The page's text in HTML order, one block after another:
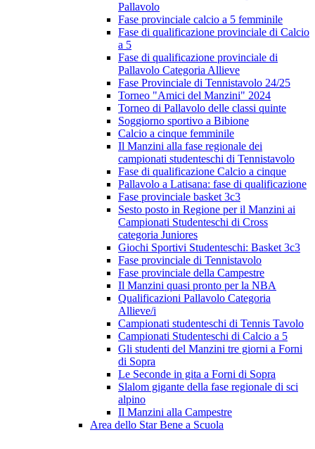
Pallavolo
Fase provinciale calcio a 5 femminile
Fase di qualificazione provinciale di Calcio
a 5
Fase di qualificazione provinciale di
Pallavolo Categoria Allieve
Fase Provinciale di Tennistavolo 24/25
Torneo "Amici del Manzini" 2024
Torneo di Pallavolo delle classi quinte
Soggiorno sportivo a Bibione
Calcio a cinque femminile
Il Manzini alla fase regionale dei
campionati studenteschi di Tennistavolo
Fase di qualificazione Calcio a cinque
Pallavolo a Latisana: fase di qualificazione
Fase provinciale basket 3c3
Sesto posto in Regione per il Manzini ai
Campionati Studenteschi di Cross
categoria Juniores
Giochi Sportivi Studenteschi: Basket 3c3
Fase provinciale di Tennistavolo
Fase provinciale della Campestre
Il Manzini quasi pronto per la NBA
Qualificazioni Pallavolo Categoria
Allieve/i
Campionati studenteschi di Tennis Tavolo
Campionati Studenteschi di Calcio a 5
Gli studenti del Manzini tre giorni a Forni
di Sopra
Le Seconde in gita a Forni di Sopra
Slalom gigante della fase regionale di sci
alpino
Il Manzini alla Campestre
Area dello Star Bene a Scuola